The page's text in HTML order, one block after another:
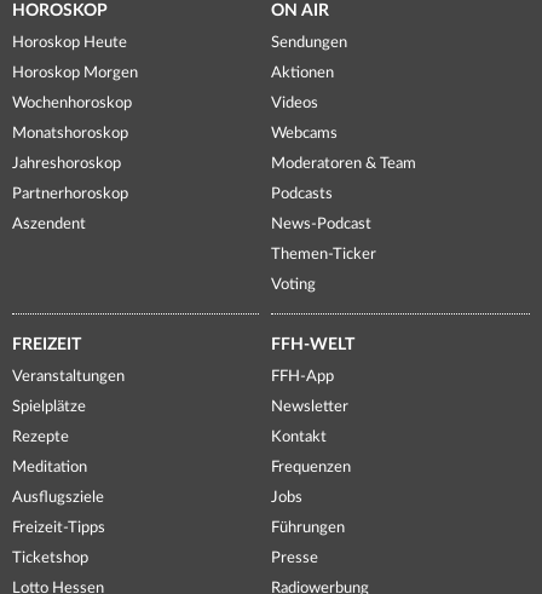
HOROSKOP
Horoskop Heute
Horoskop Morgen
Wochenhoroskop
Monatshoroskop
Jahreshoroskop
Partnerhoroskop
Aszendent
ON AIR
Sendungen
Aktionen
Videos
Webcams
Moderatoren & Team
Podcasts
News-Podcast
Themen-Ticker
Voting
FREIZEIT
Veranstaltungen
Spielplätze
Rezepte
Meditation
Ausflugsziele
Freizeit-Tipps
Ticketshop
Lotto Hessen
FFH-WELT
FFH-App
Newsletter
Kontakt
Frequenzen
Jobs
Führungen
Presse
Radiowerbung